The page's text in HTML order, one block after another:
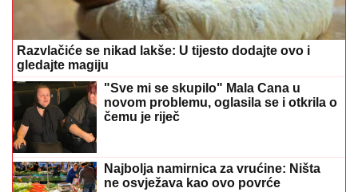
Razvlačiće se nikad lakše: U tijesto dodajte ovo i
gledajte magiju
"Sve mi se skupilo" Mala Cana u
novom problemu, oglasila se i otkrila o
čemu je riječ
Najbolja namirnica za vrućine: Ništa
ne osvježava kao ovo povrće